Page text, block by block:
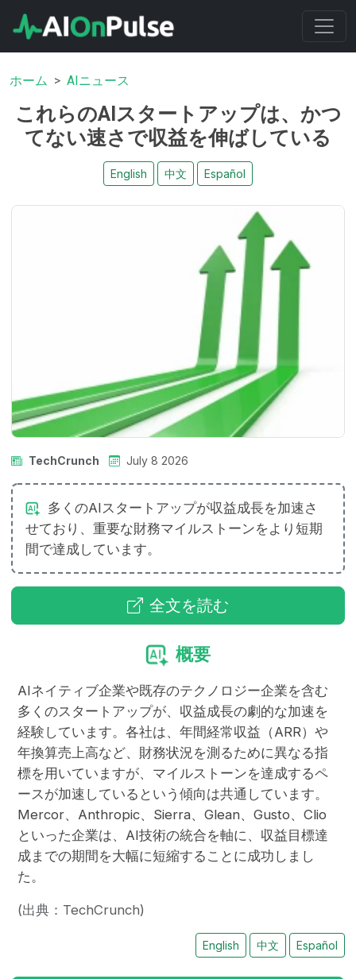
ホーム AIニュース
これらのAIスタートアップは、かつ
てない速さで収益を伸ばしている
English 中文 Español
TechCrunch July 8 2026
多くのAIスタートアップが収益成長を加速さ
せており、重要な財務マイルストーンをより短期
間で達成しています。
全文を読む
概要
AIネイティブ企業や既存のテクノロジー企業を含む
多くのスタートアップが、収益成長の劇的な加速を
経験しています。各社は、年間経常収益（ARR）や
年換算売上高など、財務状況を測るために異なる指
標を用いていますが、マイルストーンを達成するペ
ースが加速しているという傾向は共通しています。
Mercor、Anthropic、Sierra、Glean、Gusto、Clio
といった企業は、AI技術の統合を軸に、収益目標達
成までの期間を大幅に短縮することに成功しまし
た。
(出典：TechCrunch)
English 中文 Español